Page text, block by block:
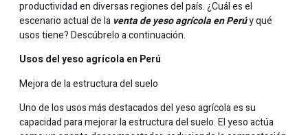
productividad en diversas regiones del país. ¿Cuál es el
escenario actual de la venta de yeso agrícola en Perúy qué
usos tiene? Descúbrelo a continuación.
Usos del yeso agrícola en Perú
Mejora de la estructura del suelo
Uno de los usos más destacados del yeso agrícola es su
capacidad para mejorar la estructura del suelo. El yeso actúa